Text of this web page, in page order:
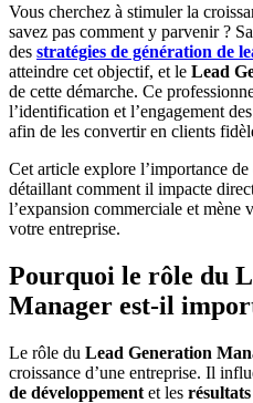
Vous cherchez à stimuler la
savez pas comment y parvenir ?
des stratégies de génération de
atteindre cet objectif, et le Lead
de cette démarche. Ce
l’identification et l’engagement des
afin de les convertir en clients
Cet article explore l’importance de
détaillant comment il impacte
l’expansion commerciale et mène
votre entreprise.
Pourquoi le rôle du
Manager est-il
Le rôle du Lead Generation
croissance d’une entreprise. Il
de développement et les